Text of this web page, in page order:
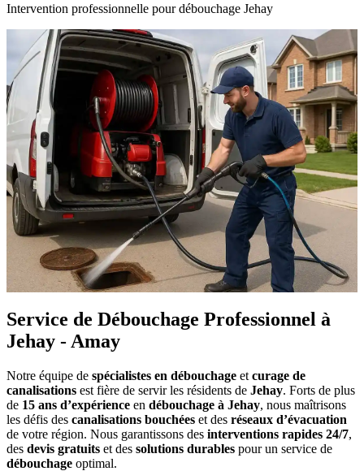
Intervention professionnelle pour débouchage Jehay
Service de Débouchage Professionnel à
Jehay - Amay
Notre équipe de spécialistes en débouchage et curage de
canalisations est fière de servir les résidents de Jehay. Forts de plus
de 15 ans d’expérience en débouchage à Jehay, nous maîtrisons
les défis des canalisations bouchées et des réseaux d’évacuation
de votre région. Nous garantissons des interventions rapides 24/7,
des devis gratuits et des solutions durables pour un service de
débouchage optimal.